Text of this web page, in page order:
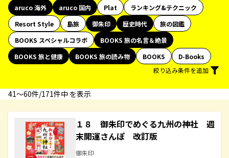
aruco 海外
aruco 国内 Plat
ランキング&テクニック
Resort Style
島旅 御朱印 歴史時代
旅の図鑑
BOOKS スペシャルコラボ
BOOKS 旅の名言＆絶景
BOOKS 旅と健康
BOOKS 旅の読み物 BOOKS
D-Books
絞り込み条件を追加
41〜60件/171件中 を表示
１８ 御朱印でめぐる九州の神社 週
末開運さんぽ 改訂版
御朱印